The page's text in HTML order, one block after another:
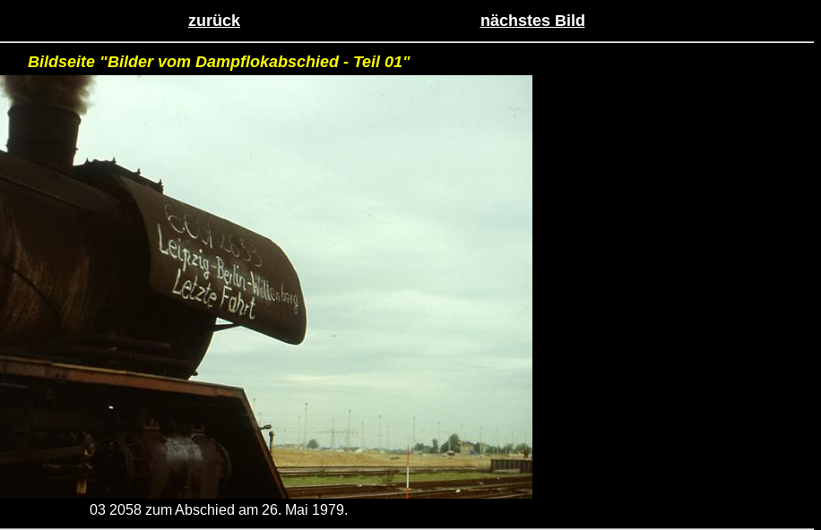
zurück nächstes Bild
Bildseite "Bilder vom Dampflokabschied - Teil 01"
03 2058 zum Abschied am 26. Mai 1979.